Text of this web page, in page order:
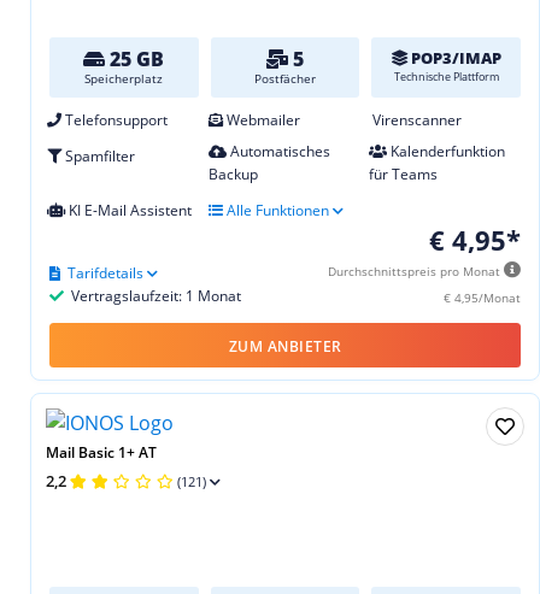
25 GB
Speicherplatz
5
Postfächer
POP3/IMAP
Technische Plattform
Telefonsupport Webmailer
Virenscanner
Spamfilter
Automatisches
Backup
Kalenderfunktion
für Teams
KI E-Mail Assistent
Alle Funktionen
€ 4,95*
Durchschnittspreis pro Monat
€ 4,95/Monat
Vertragslaufzeit: 1 Monat
Tarifdetails
ZUM ANBIETER
Mail Basic 1+ AT
2,2 (121)